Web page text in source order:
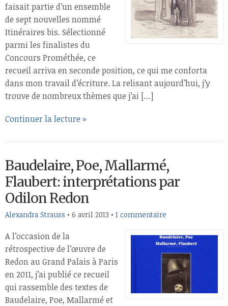
faisait partie d’un ensemble
de sept nouvelles nommé
Itinéraires bis. Sélectionné
parmi les finalistes du
Concours Prométhée, ce
recueil arriva en seconde position, ce qui me conforta
dans mon travail d’écriture. La relisant aujourd’hui, j’y
trouve de nombreux thèmes que j’ai […]
Continuer la lecture »
Baudelaire, Poe, Mallarmé,
Flaubert: interprétations par
Odilon Redon
Alexandra Strauss • 6 avril 2013 • 1 commentaire
A l’occasion de la
rétrospective de l’œuvre de
Redon au Grand Palais à Paris
en 2011, j’ai publié ce recueil
qui rassemble des textes de
Baudelaire, Poe, Mallarmé et